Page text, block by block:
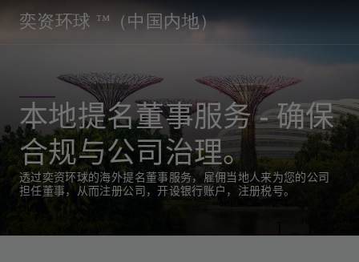
奕资环球 ™（中国内地）
本地提名董事服务 - 确保
合规与公司治理。
透过奕资环球的海外提名董事服务，雇佣当地人来为您的公司
担任董事，从而注册公司，开设银行账户，注册税号。